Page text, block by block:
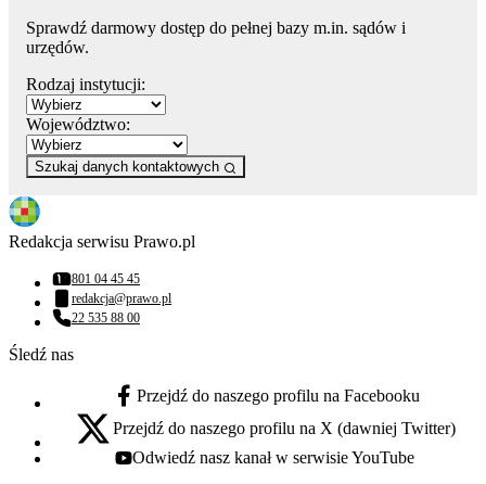
Sprawdź darmowy dostęp do pełnej bazy m.in. sądów i
urzędów.
Rodzaj instytucji:
Województwo:
Szukaj danych kontaktowych
Redakcja serwisu Prawo.pl
Numer telefonu:
801 04 45 45
Adres email:
redakcja@prawo.pl
Numer telefonu:
22 535 88 00
Śledź nas
facebook - otwiera się w nowej karcie
Przejdź do naszego profilu na Facebooku
x - otwiera się w nowej karcie
Przejdź do naszego profilu na X (dawniej Twitter)
youtube - otwiera się w nowej karcie
Odwiedź nasz kanał w serwisie YouTube